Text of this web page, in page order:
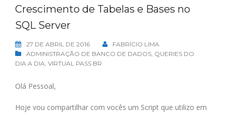
Crescimento de Tabelas e Bases no
SQL Server
27 DE ABRIL DE 2016
FABRÍCIO LIMA
ADMINISTRAÇÃO DE BANCO DE DADOS, QUERIES DO
DIA A DIA, VIRTUAL PASS BR
Olá Pessoal,
Hoje vou compartilhar com vocês um Script que utilizo em